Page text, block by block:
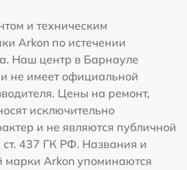
и техническим
Arkon по истечении
Наш центр в Барнауле
не имеет официальной
Цены на ремонт,
исключительно
и не являются публичной
ст. 437 ГК РФ. Названия и
марки Arkon упоминаются